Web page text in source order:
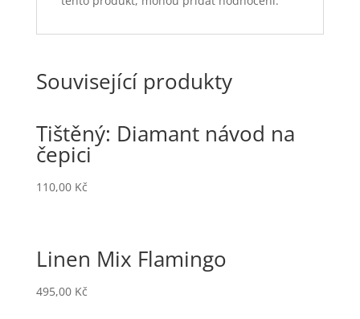
Související produkty
Tištěný: Diamant návod na
čepici
110,00 Kč
Linen Mix Flamingo
495,00 Kč